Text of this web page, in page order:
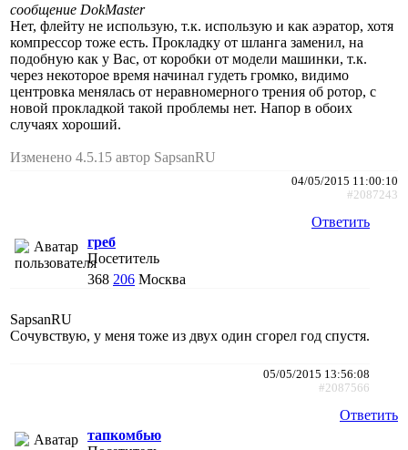
сообщение DokMaster
Нет, флейту не использую, т.к. использую и как аэратор, хотя
компрессор тоже есть. Прокладку от шланга заменил, на
подобную как у Вас, от коробки от модели машинки, т.к.
через некоторое время начинал гудеть громко, видимо
центровка менялась от неравномерного трения об ротор, с
новой прокладкой такой проблемы нет. Напор в обоих
случаях хороший.
Изменено 4.5.15 автор SapsanRU
04/05/2015 11:00:10
#2087243
Ответить
греб
Посетитель
368 206 Москва
SapsanRU
Сочувствую, у меня тоже из двух один сгорел год спустя.
05/05/2015 13:56:08
#2087566
Ответить
тапкомбью